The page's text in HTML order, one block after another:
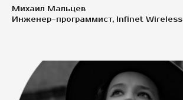
Михаил Мальцев
Инженер-программист, Infinet Wireless